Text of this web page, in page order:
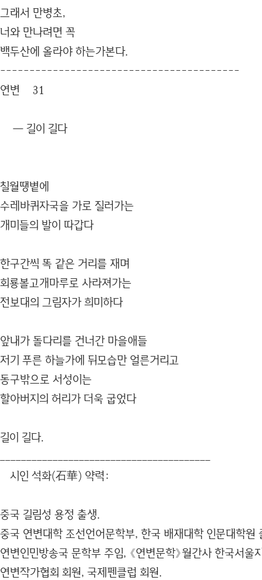
그래서 만병초,
너와 만나려면 꼭
백두산에 올라야 하는가본다.
-----------------------------------------
연변 31
― 길이 길다
칠월땡볕에
수레바퀴자국을 가로 질러가는
개미들의 발이 따갑다
한구간씩 똑 같은 거리를 재며
회룡볼고개마루로 사라져가는
전보대의 그림자가 희미하다
앞내가 돌다리를 건너간 마을애들
저기 푸른 하늘가에 뒤모습만 얼른거리고
동구밖으로 서성이는
할아버지의 허리가 더욱 굽었다
길이 길다.
________________________________________
시인 석화(石華) 약력:
중국 길림성 용정 출생.
중국 연변대학 조선언어문학부, 한국 배재대학 인문대학원
연변인민방송국 문학부 주임, 《연변문학》월간사 한국서울
연변작가협회 회원, 국제펜클럽 회원.